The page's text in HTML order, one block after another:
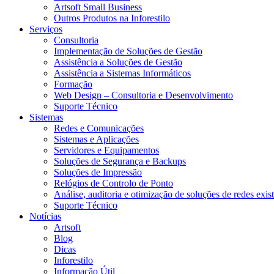
Artsoft Small Business
Outros Produtos na Inforestilo
Serviços
Consultoria
Implementação de Soluções de Gestão
Assistência a Soluções de Gestão
Assistência a Sistemas Informáticos
Formação
Web Design – Consultoria e Desenvolvimento
Suporte Técnico
Sistemas
Redes e Comunicações
Sistemas e Aplicações
Servidores e Equipamentos
Soluções de Segurança e Backups
Soluções de Impressão
Relógios de Controlo de Ponto
Análise, auditoria e otimização de soluções de redes
Suporte Técnico
Notícias
Artsoft
Blog
Dicas
Inforestilo
Informação Útil